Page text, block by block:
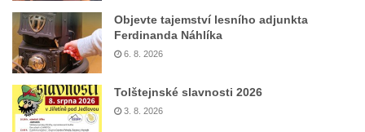
Fontána v atriu magistrátu v Ústí nad
Labem
Kašna Gänsediebbrunnen v ulici Weiße
Gasse v Drážďanech
Mozartova fontána v Blüherově parku
Objevte tajemství lesního adjunkta
Ferdinanda Náhlíka
6. 8. 2026
Tolštejnské slavnosti 2026
3. 8. 2026